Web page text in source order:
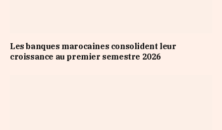
Les banques marocaines consolident leur
croissance au premier semestre 2026